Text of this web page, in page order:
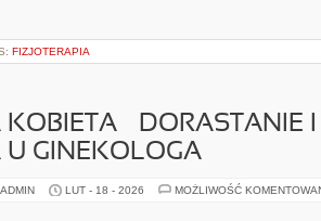
FIZJOTERAPIA
– DORASTANIE
U GINEKOLOGA
LUT - 18 - 2026 MOŻLIWOŚĆ